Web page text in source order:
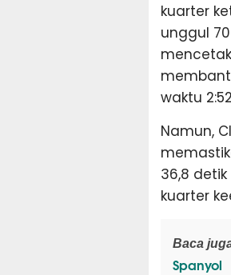
kuarter
unggul
waktu
Namun,
36,8
kuarter
Baca
Spanyol